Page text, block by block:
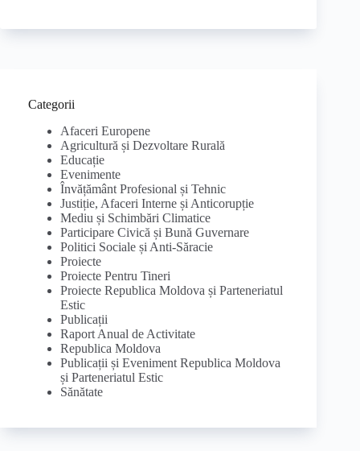
Categorii
Afaceri Europene
Agricultură și Dezvoltare Rurală
Educație
Evenimente
Învățământ Profesional și Tehnic
Justiție, Afaceri Interne și Anticorupție
Mediu și Schimbări Climatice
Participare Civică și Bună Guvernare
Politici Sociale și Anti-Săracie
Proiecte
Proiecte Pentru Tineri
Proiecte Republica Moldova și Parteneriatul
Estic
Publicații
Raport Anual de Activitate
Republica Moldova
Publicații și Eveniment Republica Moldova
și Parteneriatul Estic
Sănătate